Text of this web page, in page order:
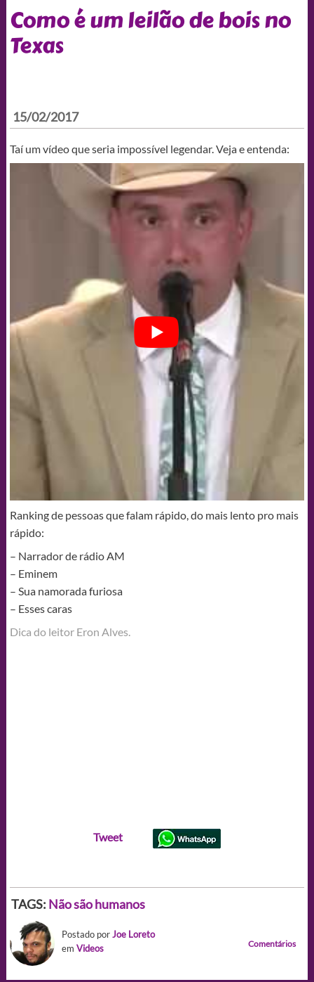
Como é um leilão de bois no
Texas
15/02/2017
Taí um vídeo que seria impossível legendar. Veja e entenda:
Ranking de pessoas que falam rápido, do mais lento pro mais
rápido:
– Narrador de rádio AM
– Eminem
– Sua namorada furiosa
– Esses caras
Dica do leitor Eron Alves.
Tweet
TAGS: Não são humanos
Postado porJoe Loreto
em Videos Comentários